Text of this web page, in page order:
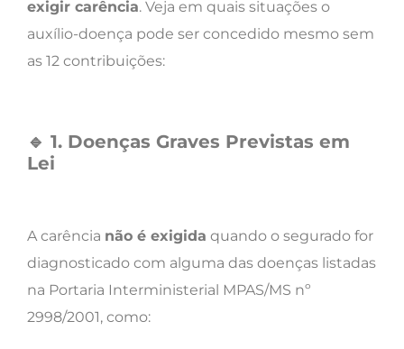
exigir carência. Veja em quais situações o
auxílio-doença pode ser concedido mesmo sem
as 12 contribuições:
🔹 1. Doenças Graves Previstas em
Lei
A carência não é exigida quando o segurado for
diagnosticado com alguma das doenças listadas
na Portaria Interministerial MPAS/MS nº
2998/2001, como: